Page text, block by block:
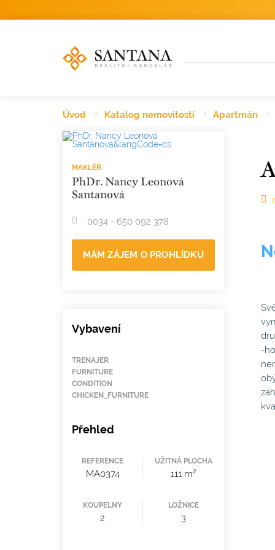
Úvod Katalog nemovitostí Apartmán
-
MAKLÉŘ
PhDr. Nancy Leonová
Santanová
0034 - 650 092 378
MÁM ZÁJEM O PROHLÍDKU
Vybavení
TRENAJER
FURNITURE
CONDITION
CHICKEN_FURNITURE
Přehled
REFERENCE
MA0374
UŽITNÁ PLOCHA
111 m2
KOUPELNY
2
LOŽNICE
3